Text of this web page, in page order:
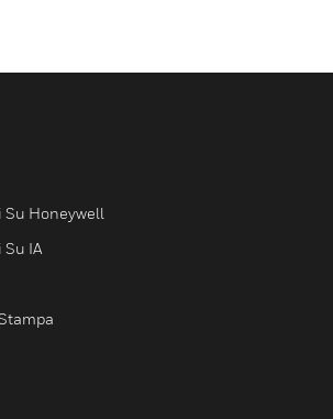
Honeywell
IA